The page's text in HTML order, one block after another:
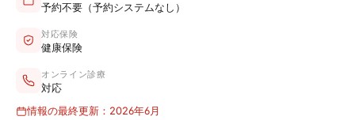
予約不要（予約システムなし）
対応保険
健康保険
オンライン診療
対応
情報の最終更新：2026年6月